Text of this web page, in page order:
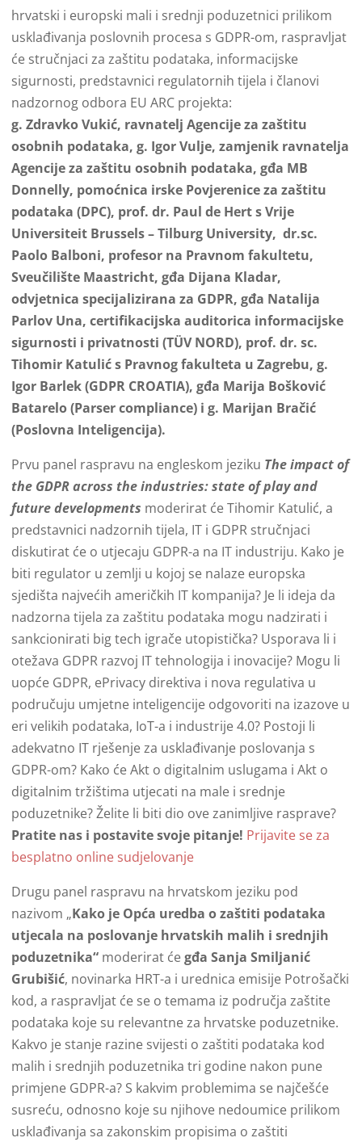
hrvatski i europski mali i srednji poduzetnici prilikom
usklađivanja poslovnih procesa s GDPR-om, raspravljat
će stručnjaci za zaštitu podataka, informacijske
sigurnosti, predstavnici regulatornih tijela i članovi
nadzornog odbora EU ARC projekta:
g. Zdravko Vukić, ravnatelj Agencije za zaštitu
osobnih podataka, g. Igor Vulje, zamjenik ravnatelja
Agencije za zaštitu osobnih podataka, gđa MB
Donnelly, pomoćnica irske Povjerenice za zaštitu
podataka (DPC), prof. dr. Paul de Hert s Vrije
Universiteit Brussels – Tilburg University, dr.sc.
Paolo Balboni, profesor na Pravnom fakultetu,
Sveučilište Maastricht, gđa Dijana Kladar,
odvjetnica specijalizirana za GDPR, gđa Natalija
Parlov Una, certifikacijska auditorica informacijske
sigurnosti i privatnosti (TÜV NORD), prof. dr. sc.
Tihomir Katulić s Pravnog fakulteta u Zagrebu, g.
Igor Barlek (GDPR CROATIA), gđa Marija Bošković
Batarelo (Parser compliance) i g. Marijan Bračić
(Poslovna Inteligencija).
Prvu panel raspravu na engleskom jeziku The impact of
the GDPR across the industries: state of play and
future developments moderirat će Tihomir Katulić, a
predstavnici nadzornih tijela, IT i GDPR stručnjaci
diskutirat će o utjecaju GDPR-a na IT industriju. Kako je
biti regulator u zemlji u kojoj se nalaze europska
sjedišta najvećih američkih IT kompanija? Je li ideja da
nadzorna tijela za zaštitu podataka mogu nadzirati i
sankcionirati big tech igrače utopistička? Usporava li i
otežava GDPR razvoj IT tehnologija i inovacije? Mogu li
uopće GDPR, ePrivacy direktiva i nova regulativa u
područuju umjetne inteligencije odgovoriti na izazove u
eri velikih podataka, IoT-a i industrije 4.0? Postoji li
adekvatno IT rješenje za usklađivanje poslovanja s
GDPR-om? Kako će Akt o digitalnim uslugama i Akt o
digitalnim tržištima utjecati na male i srednje
poduzetnike? Želite li biti dio ove zanimljive rasprave?
Pratite nas i postavite svoje pitanje! Prijavite se za
besplatno online sudjelovanje
Drugu panel raspravu na hrvatskom jeziku pod
nazivom „Kako je Opća uredba o zaštiti podataka
utjecala na poslovanje hrvatskih malih i srednjih
poduzetnika“ moderirat ćegđa Sanja Smiljanić
Grubišić, novinarka HRT-a i urednica emisije Potrošački
kod, a raspravljat će se o temama iz područja zaštite
podataka koje su relevantne za hrvatske poduzetnike.
Kakvo je stanje razine svijesti o zaštiti podataka kod
malih i srednjih poduzetnika tri godine nakon pune
primjene GDPR-a? S kakvim problemima se najčešće
susreću, odnosno koje su njihove nedoumice prilikom
usklađivanja sa zakonskim propisima o zaštiti